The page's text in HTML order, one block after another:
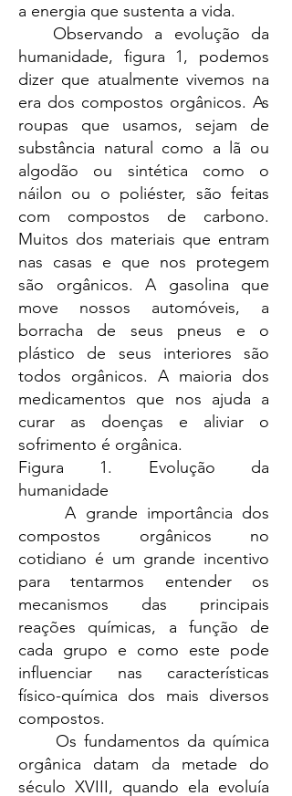
a energia que sustenta a vida.
Observando a evolução da
humanidade, figura 1, podemos
dizer que atualmente vivemos na
era dos compostos orgânicos. As
roupas que usamos, sejam de
substância natural como a lã ou
algodão ou sintética como o
náilon ou o poliéster, são feitas
com compostos de carbono.
Muitos dos materiais que entram
nas casas e que nos protegem
são orgânicos. A gasolina que
move nossos automóveis, a
borracha de seus pneus e o
plástico de seus interiores são
todos orgânicos. A maioria dos
medicamentos que nos ajuda a
curar as doenças e aliviar o
sofrimento é orgânica.
Figura 1. Evolução da
humanidade
A grande importância dos
compostos orgânicos no
cotidiano é um grande incentivo
para tentarmos entender os
mecanismos das principais
reações químicas, a função de
cada grupo e como este pode
influenciar nas características
físico-química dos mais diversos
compostos.
Os fundamentos da química
orgânica datam da metade do
século XVIII, quando ela evoluía